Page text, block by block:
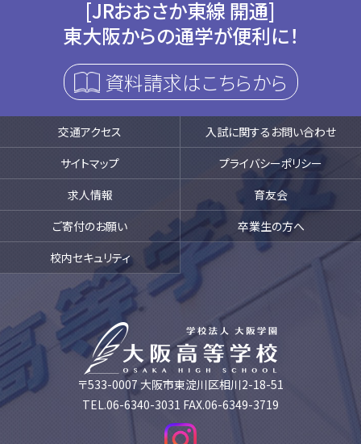
[JRおおさか東線 開通]
東大阪からの通学が便利に！
資料請求はこちらから
交通アクセス
入試に関するお問い合わせ
サイトマップ
プライバシーポリシー
求人情報
育友会
ご寄付のお願い
卒業生の方へ
校内セキュリティ
〒533-0007 大阪市東淀川区相川2-18-51
TEL.06-6340-3031 FAX.06-6349-3719